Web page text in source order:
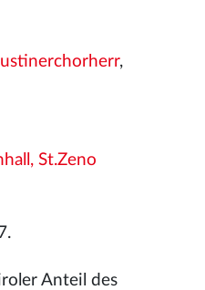
,
St.Zeno
Anteil des